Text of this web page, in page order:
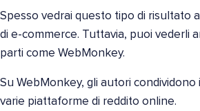
Spesso vedrai questo tipo di risultato
di e-commerce. Tuttavia, puoi vederli
parti come WebMonkey.
Su WebMonkey, gli autori condividono
varie piattaforme di reddito online.